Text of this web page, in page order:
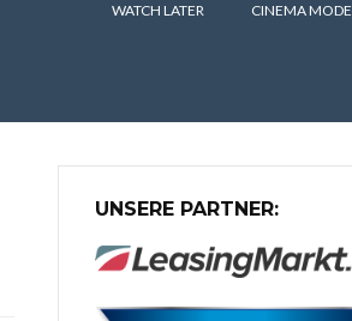
WATCH LATER CINEMA MODE
UNSERE PARTNER: